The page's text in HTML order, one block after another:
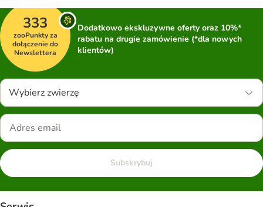
333
zooPunkty za
dołączenie do
Newslettera
Dodatkowo ekskluzywne oferty oraz 10%*
rabatu na drugie zamówienie (*dla nowych
klientów)
Wybierz zwierzę
Subskrybuj